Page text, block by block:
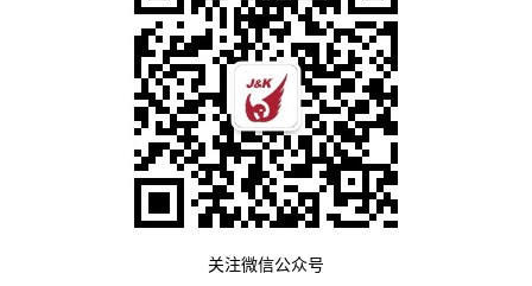
关注微信公众号